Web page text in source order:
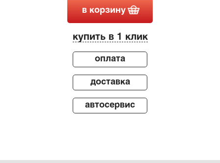
в корзину
купить в 1 клик
оплата
доставка
автосервис